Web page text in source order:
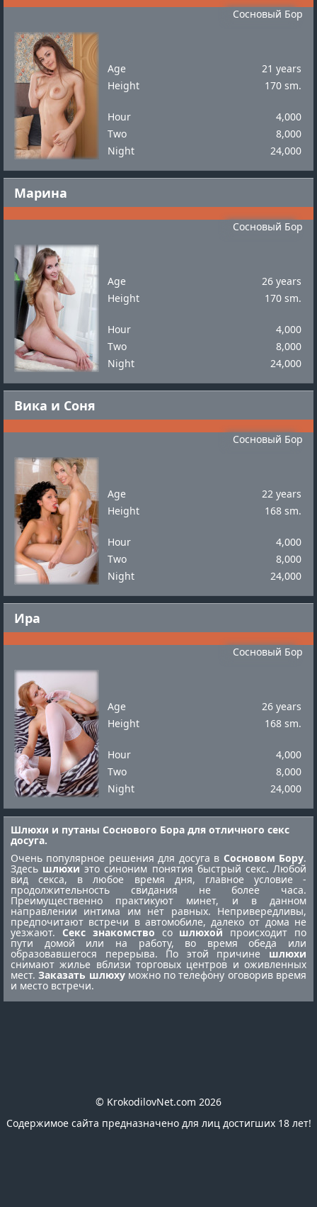
Сосновый Бор
Age
21 years
Height
170 sm.
Hour
4,000
Two
8,000
Night
24,000
Марина
Сосновый Бор
Age
26 years
Height
170 sm.
Hour
4,000
Two
8,000
Night
24,000
Вика и Соня
Сосновый Бор
Age
22 years
Height
168 sm.
Hour
4,000
Two
8,000
Night
24,000
Ира
Сосновый Бор
Age
26 years
Height
168 sm.
Hour
4,000
Two
8,000
Night
24,000
Шлюхи и путаны Соснового Бора для отличного секс
досуга.
Очень популярное решения для досуга в Сосновом Бору.
Здесь шлюхиэто синоним понятия быстрый секс. Любой
вид секса, в любое время дня, главное условие -
продолжительность свидания не более часа.
Преимущественно практикуют минет, и в данном
направлении интима им нет равных. Непривередливы,
предпочитают встречи в автомобиле, далеко от дома не
уезжают. Секс знакомство со шлюхой происходит по
пути домой или на работу, во время обеда или
образовавшегося перерыва. По этой причине шлюхи
снимают жилье вблизи торговых центров и оживленных
мест.Заказать шлюхуможно по телефону оговорив время
и место встречи.
© KrokodilovNet.com 2026
Содержимое сайта предназначено для лиц достигших 18 лет!